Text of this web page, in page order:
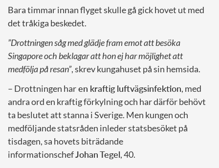
Bara timmar innan flyget skulle gå gick hovet ut med
det tråkiga beskedet.
”Drottningen såg med glädje fram emot att besöka
Singapore och beklagar att hon ej har möjlighet att
medfölja på resan”, skrev kungahuset på sin hemsida.
– Drottningen haren kraftig luftvägsinfektion, med
andra ord en kraftig förkylning och har därför behövt
ta beslutet att stanna i Sverige. Men kungen och
medföljande statsråden inleder statsbesöket på
tisdagen, sa hovets biträdande
informationschefJohan Tegel, 40.